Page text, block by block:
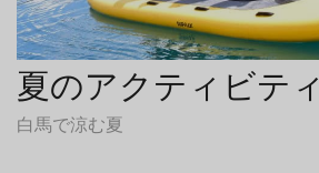
夏のアクティビティ
白馬で涼む夏